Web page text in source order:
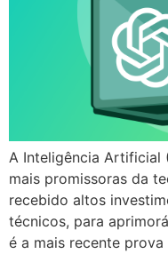
A Inteligência Artificial
mais promissoras da
recebido altos
técnicos, para
é a mais recente